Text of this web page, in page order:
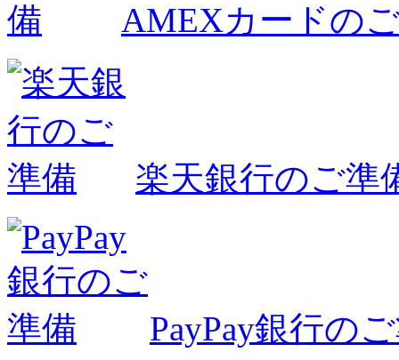
AMEXカードの
楽天銀行のご準
PayPay銀行の